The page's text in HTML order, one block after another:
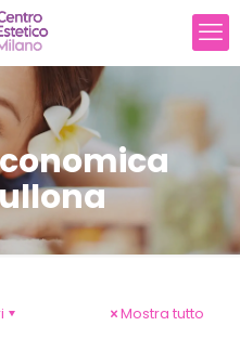
Mostra tutto